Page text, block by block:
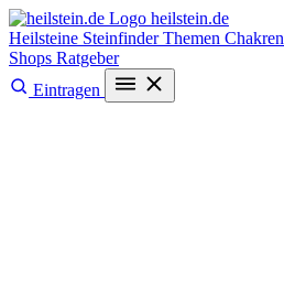
heilstein.de
Heilsteine SteinfinderThemen Chakren
Shops Ratgeber
Eintragen